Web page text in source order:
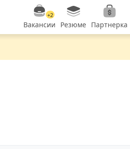
+2
Вакансии Резюме Партнерка